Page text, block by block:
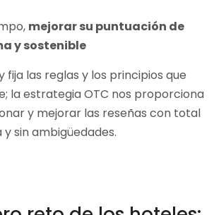
mejorar su puntuación de
y sostenible
fija las reglas y los principios que
la estrategia OTC nos proporciona
y mejorar las reseñas con total
sin ambigüedades.